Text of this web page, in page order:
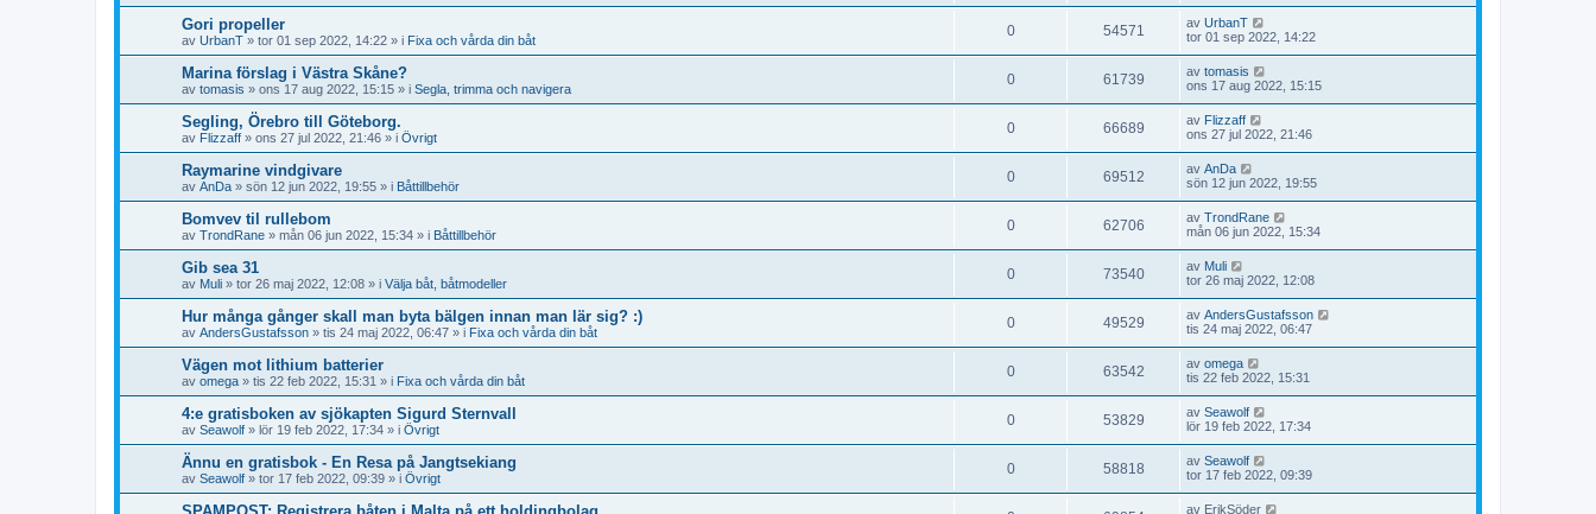
Gori propeller
av UrbanT » tor 01 sep 2022, 14:22 » i Fixa och vårda din båt
0 54571 av UrbanT
tor 01 sep 2022, 14:22
Marina förslag i Västra Skåne?
av tomasis » ons 17 aug 2022, 15:15 » i Segla, trimma och navigera
0 61739 av tomasis
ons 17 aug 2022, 15:15
Segling, Örebro till Göteborg.
av Flizzaff » ons 27 jul 2022, 21:46 » i Övrigt
0 66689 av Flizzaff
ons 27 jul 2022, 21:46
Raymarine vindgivare
av AnDa » sön 12 jun 2022, 19:55 » i Båttillbehör
0 69512 av AnDa
sön 12 jun 2022, 19:55
Bomvev til rullebom
av TrondRane » mån 06 jun 2022, 15:34 » i Båttillbehör
0 62706 av TrondRane
mån 06 jun 2022, 15:34
Gib sea 31
av Muli » tor 26 maj 2022, 12:08 » i Välja båt, båtmodeller
0 73540 av Muli
tor 26 maj 2022, 12:08
Hur många gånger skall man byta bälgen innan man lär sig? :)
av AndersGustafsson » tis 24 maj 2022, 06:47 » i Fixa och vårda din båt
0 49529 av AndersGustafsson
tis 24 maj 2022, 06:47
Vägen mot lithium batterier
av omega » tis 22 feb 2022, 15:31 » i Fixa och vårda din båt
0 63542 av omega
tis 22 feb 2022, 15:31
4:e gratisboken av sjökapten Sigurd Sternvall
av Seawolf » lör 19 feb 2022, 17:34 » i Övrigt
0 53829 av Seawolf
lör 19 feb 2022, 17:34
Ännu en gratisbok - En Resa på Jangtsekiang
av Seawolf » tor 17 feb 2022, 09:39 » i Övrigt
0 58818 av Seawolf
tor 17 feb 2022, 09:39
av ErikSöder